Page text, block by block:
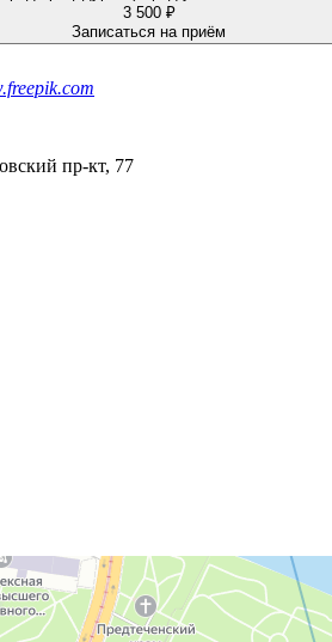
3 500 ₽
Записаться на приём
пр-кт, 77